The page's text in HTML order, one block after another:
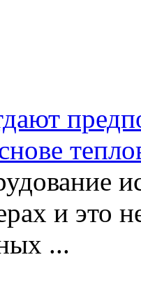
и это
...